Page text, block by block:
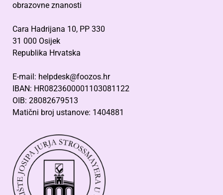
obrazovne znanosti
Cara Hadrijana 10, PP 330
31 000 Osijek
Republika Hrvatska
E-mail: helpdesk@foozos.hr
IBAN: HR0823600001103081122
OIB: 28082679513
Matični broj ustanove: 1404881